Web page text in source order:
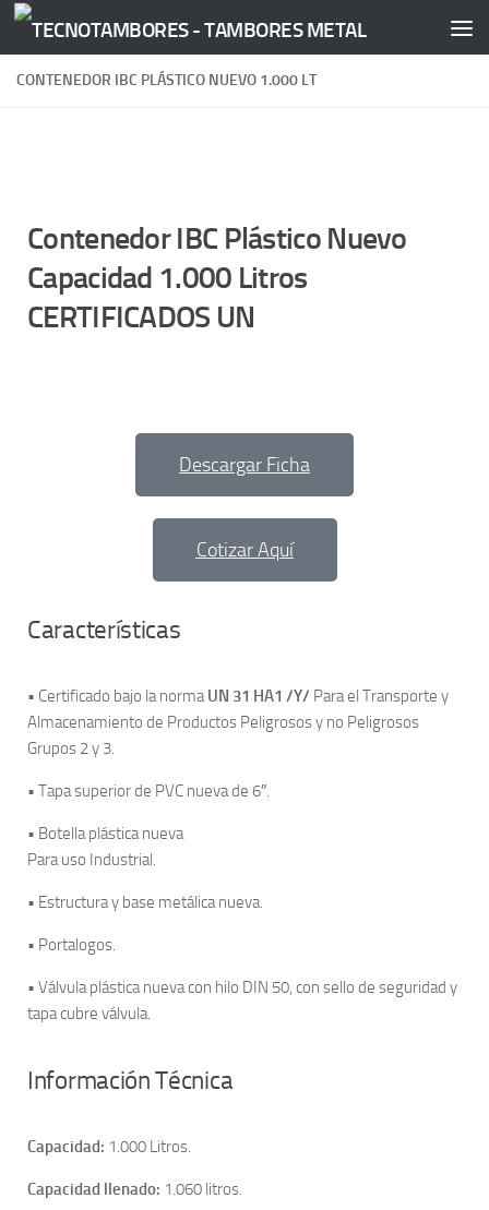
Saltar al contenido
CONTENEDOR IBC PLÁSTICO NUEVO 1.000 LT
Contenedor IBC Plástico Nuevo
Capacidad 1.000 Litros
CERTIFICADOS UN
Descargar Ficha
Cotizar Aquí
Características
• Certificado bajo la normaUN 31 HA1 /Y/ Para el Transporte y
Almacenamiento de Productos Peligrosos y no Peligrosos
Grupos 2 y 3.
• Tapa superior de PVC nueva de 6″.
• Botella plástica nueva
Para uso Industrial.
• Estructura y base metálica nueva.
• Portalogos.
• Válvula plástica nueva con hilo DIN 50, con sello de seguridad y
tapa cubre válvula.
Información Técnica
Capacidad: 1.000 Litros.
Capacidad llenado: 1.060 litros.